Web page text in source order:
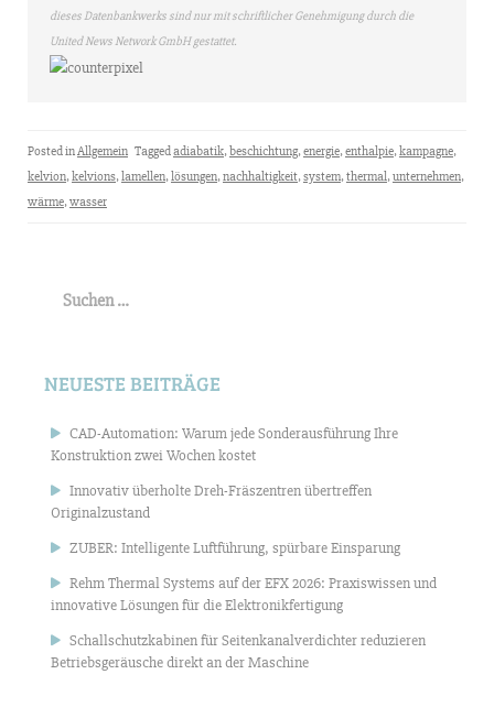
dieses Datenbankwerks sind nur mit schriftlicher Genehmigung durch die
United News Network GmbH gestattet.
Posted inAllgemein Taggedadiabatik,beschichtung,energie,enthalpie,kampagne,
kelvion,kelvions,lamellen,lösungen,nachhaltigkeit,system,thermal,unternehmen,
wärme,wasser
nach:
NEUESTE BEITRÄGE
CAD-Automation: Warum jede Sonderausführung Ihre
Konstruktion zwei Wochen kostet
Innovativ überholte Dreh-Fräszentren übertreffen
Originalzustand
ZUBER: Intelligente Luftführung, spürbare Einsparung
Rehm Thermal Systems auf der EFX 2026: Praxiswissen und
innovative Lösungen für die Elektronikfertigung
Schallschutzkabinen für Seitenkanalverdichter reduzieren
Betriebsgeräusche direkt an der Maschine